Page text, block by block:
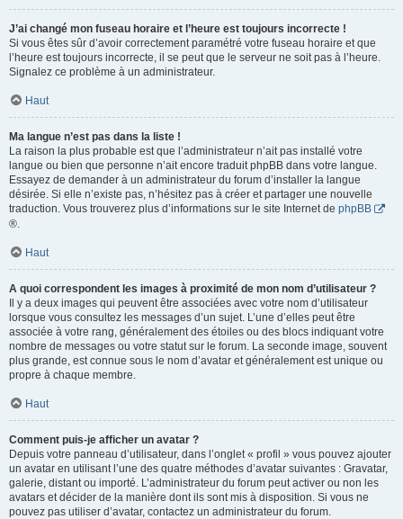
J’ai changé mon fuseau horaire et l’heure est toujours incorrecte !
Si vous êtes sûr d’avoir correctement paramétré votre fuseau horaire et que
l’heure est toujours incorrecte, il se peut que le serveur ne soit pas à l’heure.
Signalez ce problème à un administrateur.
Haut
Ma langue n’est pas dans la liste !
La raison la plus probable est que l’administrateur n’ait pas installé votre
langue ou bien que personne n’ait encore traduit phpBB dans votre langue.
Essayez de demander à un administrateur du forum d’installer la langue
désirée. Si elle n’existe pas, n’hésitez pas à créer et partager une nouvelle
traduction. Vous trouverez plus d’informations sur le site Internet de phpBB
®.
Haut
A quoi correspondent les images à proximité de mon nom d’utilisateur ?
Il y a deux images qui peuvent être associées avec votre nom d’utilisateur
lorsque vous consultez les messages d’un sujet. L’une d’elles peut être
associée à votre rang, généralement des étoiles ou des blocs indiquant votre
nombre de messages ou votre statut sur le forum. La seconde image, souvent
plus grande, est connue sous le nom d’avatar et généralement est unique ou
propre à chaque membre.
Haut
Comment puis-je afficher un avatar ?
Depuis votre panneau d’utilisateur, dans l’onglet « profil » vous pouvez ajouter
un avatar en utilisant l’une des quatre méthodes d’avatar suivantes : Gravatar,
galerie, distant ou importé. L’administrateur du forum peut activer ou non les
avatars et décider de la manière dont ils sont mis à disposition. Si vous ne
pouvez pas utiliser d’avatar, contactez un administrateur du forum.